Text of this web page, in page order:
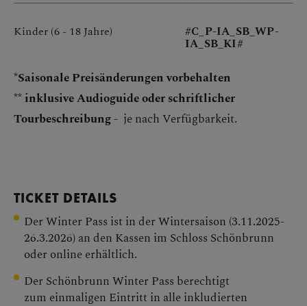
Kinder (6 - 18 Jahre)
#C_P-IA_SB_WP-
IA_SB_KI#
*Saisonale Preisänderungen vorbehalten
** inklusive Audioguide oder schriftlicher
Tourbeschreibung - je nach Verfügbarkeit.
TICKET DETAILS
Der Winter Pass ist in der Wintersaison (3.11.2025-
26.3.2026) an den Kassen im Schloss Schönbrunn
oder online erhältlich.
Der Schönbrunn Winter Pass berechtigt
zum einmaligen Eintritt in alle inkludierten